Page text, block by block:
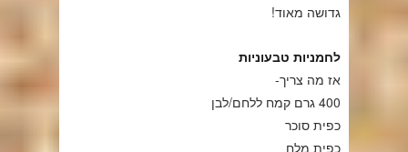
גדושה מאוד!
לחמניות טבעוניות
אז מה צריך-
400 גרם קמח ללחם/לבן
כפית סוכר
כפית מלח